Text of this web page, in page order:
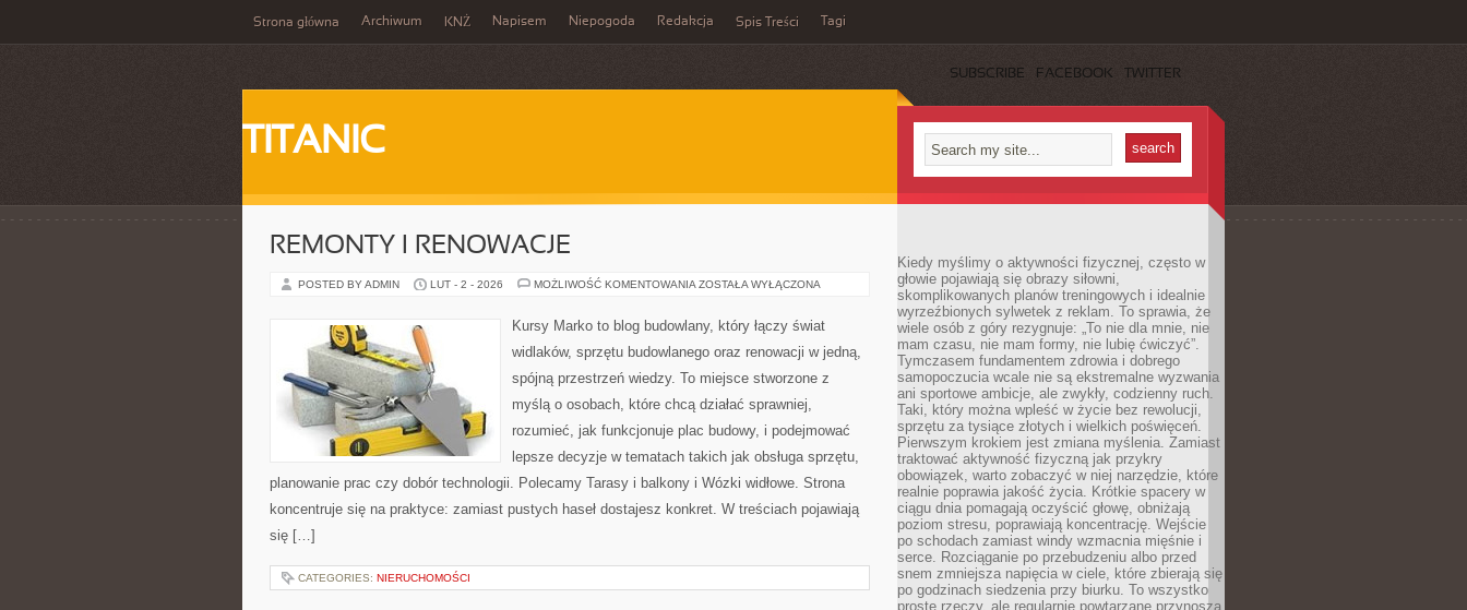
Strona główna Archiwum KNŻ Napisem Niepogoda Redakcja Spis Treści Tagi
SUBSCRIBE FACEBOOK TWITTER
TITANIC
REMONTY I RENOWACJE
POSTED BY ADMIN LUT - 2 - 2026 MOŻLIWOŚĆ KOMENTOWANIA REMONTY
ZOSTAŁA WYŁĄCZONA
Kursy Marko to blog budowlany, który łączy świat
widlaków, sprzętu budowlanego oraz renowacji w jedną,
spójną przestrzeń wiedzy. To miejsce stworzone z
myślą o osobach, które chcą działać sprawniej,
rozumieć, jak funkcjonuje plac budowy, i podejmować
lepsze decyzje w tematach takich jak obsługa sprzętu,
planowanie prac czy dobór technologii. Polecamy Tarasy i balkony i Wózki widłowe. Strona
koncentruje się na praktyce: zamiast pustych haseł dostajesz konkret. W treściach pojawiają
się […]
CATEGORIES: NIERUCHOMOŚCI
Kiedy myślimy o aktywności fizycznej, często w
głowie pojawiają się obrazy siłowni,
skomplikowanych planów treningowych i idealnie
wyrzeźbionych sylwetek z reklam. To sprawia, że
wiele osób z góry rezygnuje: „To nie dla mnie, nie
mam czasu, nie mam formy, nie lubię ćwiczyć”.
Tymczasem fundamentem zdrowia i dobrego
samopoczucia wcale nie są ekstremalne wyzwania
ani sportowe ambicje, ale zwykły, codzienny ruch.
Taki, który można wpleść w życie bez rewolucji,
sprzętu za tysiące złotych i wielkich poświęceń.
Pierwszym krokiem jest zmiana myślenia. Zamiast
traktować aktywność fizyczną jak przykry
obowiązek, warto zobaczyć w niej narzędzie, które
realnie poprawia jakość życia. Krótkie spacery w
ciągu dnia pomagają oczyścić głowę, obniżają
poziom stresu, poprawiają koncentrację. Wejście
po schodach zamiast windy wzmacnia mięśnie i
serce. Rozciąganie po przebudzeniu albo przed
snem zmniejsza napięcia w ciele, które zbierają się
po godzinach siedzenia przy biurku. To wszystko
proste rzeczy, ale regularnie powtarzane przynoszą